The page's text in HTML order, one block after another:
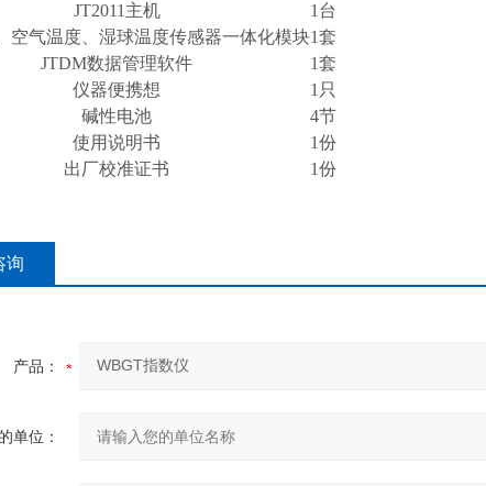
JT2011主机
1台
空气温度、湿球温度传感器一体化模块1套
JTDM数据管理软件
1套
仪器便携想
1只
碱性电池
4节
使用说明书
1份
出厂校准证书
1份
询
产品：
单位：